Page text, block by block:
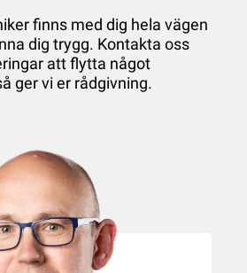
finns med dig hela vägen
dig trygg. Kontakta oss
att flytta något
ger vi er rådgivning.